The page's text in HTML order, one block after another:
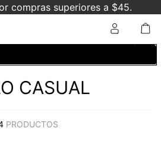
compras superiores a $45.
CASUAL
PRODUCTOS